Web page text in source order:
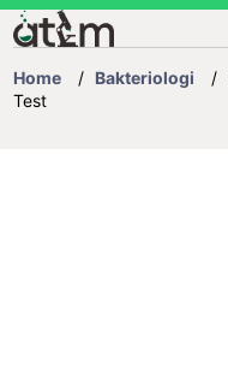
KONTAK
DAFTAR ISI
Home / Bakteriologi /
Test